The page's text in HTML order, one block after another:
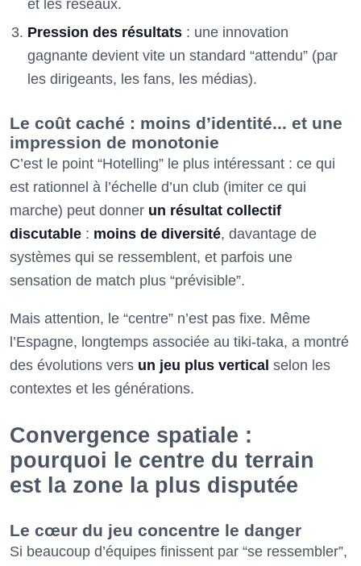
et les réseaux.
Pression des résultats : une innovation
gagnante devient vite un standard “attendu” (par
les dirigeants, les fans, les médias).
Le coût caché : moins d’identité... et une
impression de monotonie
C’est le point “Hotelling” le plus intéressant : ce qui
est rationnel à l’échelle d’un club (imiter ce qui
marche) peut donner un résultat collectif
discutable : moins de diversité, davantage de
systèmes qui se ressemblent, et parfois une
sensation de match plus “prévisible”.
Mais attention, le “centre” n’est pas fixe. Même
l’Espagne, longtemps associée au tiki-taka, a montré
des évolutions vers un jeu plus vertical selon les
contextes et les générations.
Convergence spatiale :
pourquoi le centre du terrain
est la zone la plus disputée
Le cœur du jeu concentre le danger
Si beaucoup d’équipes finissent par “se ressembler”,